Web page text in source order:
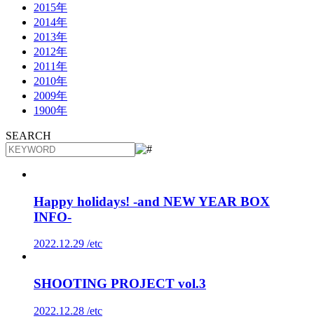
2015年
2014年
2013年
2012年
2011年
2010年
2009年
1900年
SEARCH
Happy holidays! -and NEW YEAR BOX
INFO-
2022.12.29 /etc
SHOOTING PROJECT vol.3
2022.12.28 /etc